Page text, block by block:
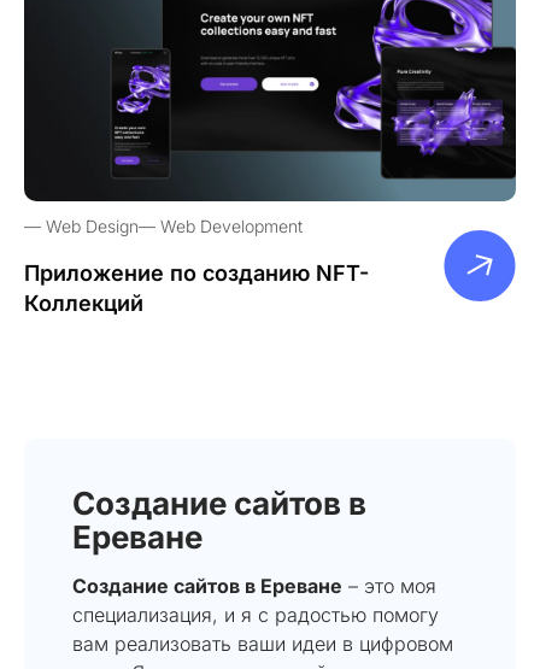
Web Design Web Development
Приложение по созданию NFT-
Коллекций
Создание сайтов в
Ереване
Создание сайтов в Ереване – это моя
специализация, и я с радостью помогу
вам реализовать ваши идеи в цифровом